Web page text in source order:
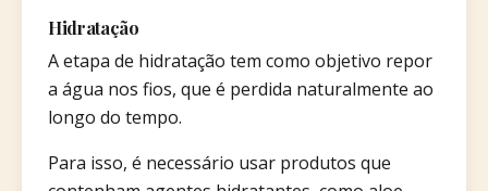
Hidratação
A etapa de hidratação tem como objetivo repor
a água nos fios, que é perdida naturalmente ao
longo do tempo.
Para isso, é necessário usar produtos que